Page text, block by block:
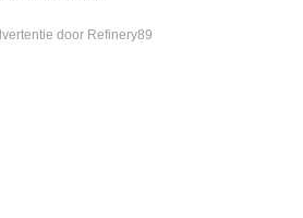
door Refinery89